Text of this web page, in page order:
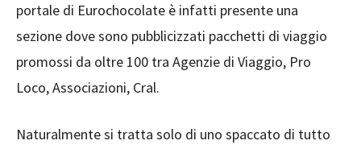
portale di Eurochocolate è infatti presente una
sezione dove sono pubblicizzati pacchetti di viaggio
promossi da oltre 100 tra Agenzie di Viaggio, Pro
Loco, Associazioni, Cral.
Naturalmente si tratta solo di uno spaccato di tutto